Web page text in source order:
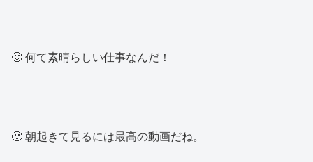
🙂 何て素晴らしい仕事なんだ！
🙂 朝起きて見るには最高の動画だね。